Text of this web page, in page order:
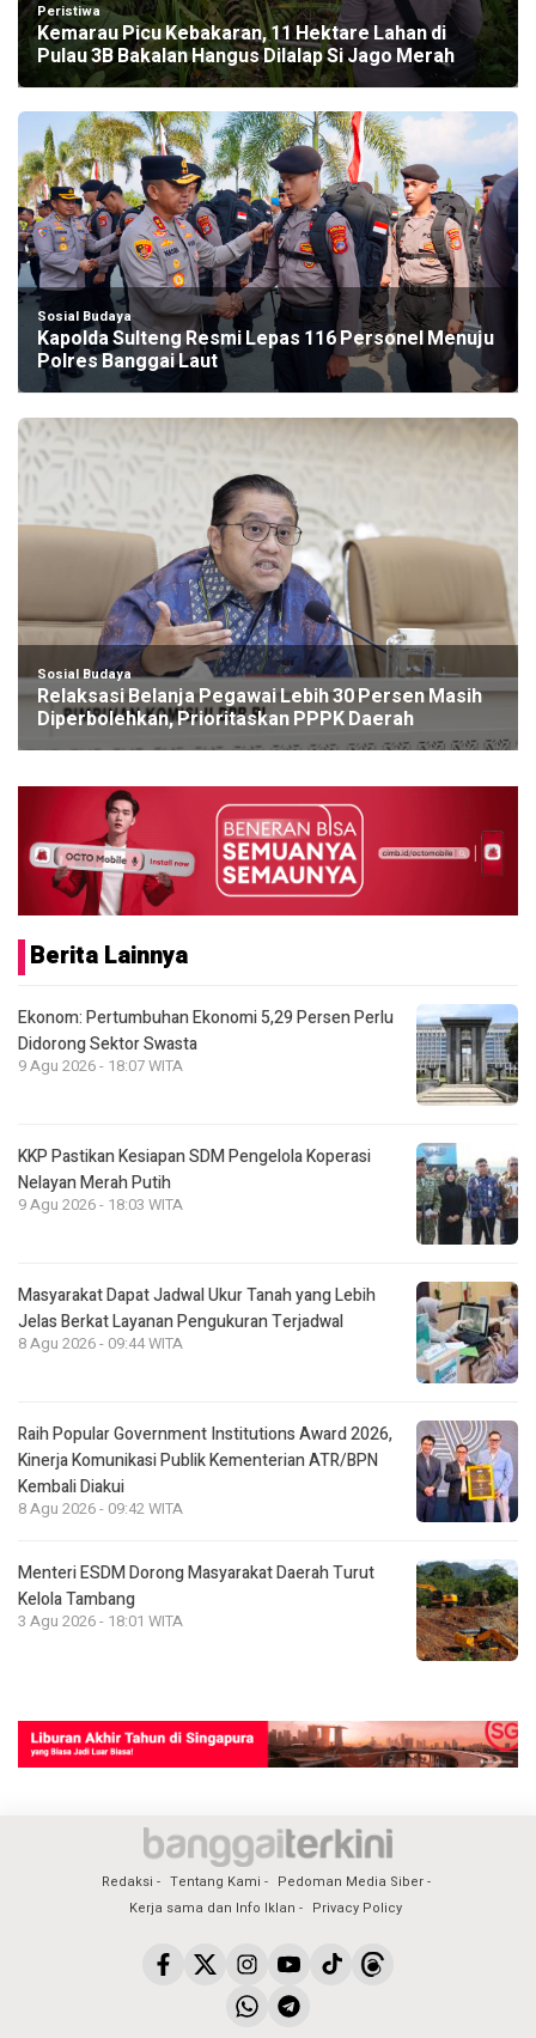
Peristiwa
Kemarau Picu Kebakaran, 11 Hektare Lahan di
Pulau 3B Bakalan Hangus Dilalap Si Jago Merah
Sosial Budaya
Kapolda Sulteng Resmi Lepas 116 Personel Menuju
Polres Banggai Laut
Sosial Budaya
Relaksasi Belanja Pegawai Lebih 30 Persen Masih
Diperbolehkan, Prioritaskan PPPK Daerah
Berita Lainnya
Ekonom: Pertumbuhan Ekonomi 5,29 Persen Perlu
Didorong Sektor Swasta
9 Agu 2026 - 18:07 WITA
KKP Pastikan Kesiapan SDM Pengelola Koperasi
Nelayan Merah Putih
9 Agu 2026 - 18:03 WITA
Masyarakat Dapat Jadwal Ukur Tanah yang Lebih
Jelas Berkat Layanan Pengukuran Terjadwal
8 Agu 2026 - 09:44 WITA
Raih Popular Government Institutions Award 2026,
Kinerja Komunikasi Publik Kementerian ATR/BPN
Kembali Diakui
8 Agu 2026 - 09:42 WITA
Menteri ESDM Dorong Masyarakat Daerah Turut
Kelola Tambang
3 Agu 2026 - 18:01 WITA
Redaksi Tentang Kami
Pedoman Media Siber
Kerja sama dan Info Iklan
Privacy Policy